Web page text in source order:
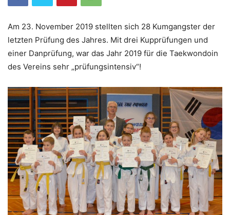
Am 23. November 2019 stellten sich 28 Kumgangster der
letzten Prüfung des Jahres. Mit drei Kupprüfungen und
einer Danprüfung, war das Jahr 2019 für die Taekwondoin
des Vereins sehr „prüfungsintensiv“!